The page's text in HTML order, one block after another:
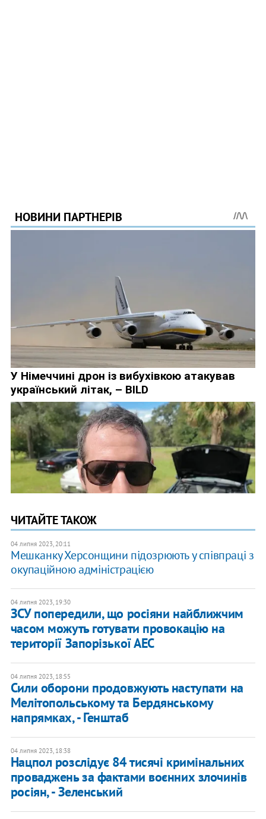
ЧИТАЙТЕ ТАКОЖ
04 липня 2023, 20:11
Мешканку Херсонщини підозрюють у співпраці з
окупаційною адміністрацією
04 липня 2023, 19:30
ЗСУ попередили, що росіяни найближчим
часом можуть готувати провокацію на
території Запорізької АЕС
04 липня 2023, 18:55
Сили оборони продовжують наступати на
Мелітопольському та Бердянському
напрямках, - Генштаб
04 липня 2023, 18:38
Нацпол розслідує 84 тисячі кримінальних
проваджень за фактами воєнних злочинів
росіян, - Зеленський